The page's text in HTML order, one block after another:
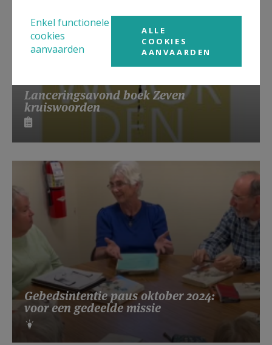
Lanceringsavond boek Zeven
kruiswoorden
Gebedsintentie paus oktober 2024:
voor een gedeelde missie
Enkel functionele
cookies
aanvaarden
ALLE
COOKIES
AANVAARDEN